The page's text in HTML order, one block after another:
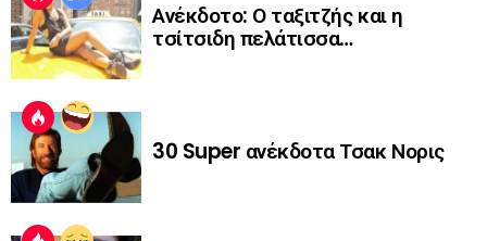
Ανέκδοτο: Ο ταξιτζής και η
τσίτσιδη πελάτισσα…
30 Super ανέκδοτα Τσακ Νορις